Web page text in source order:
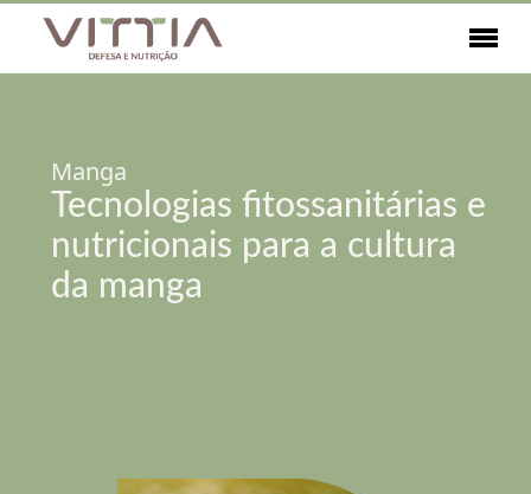
Manga
Tecnologias fitossanitárias e
nutricionais para a cultura
da manga